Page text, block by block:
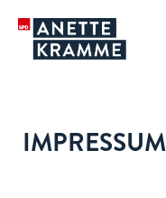
IMPRESSUM